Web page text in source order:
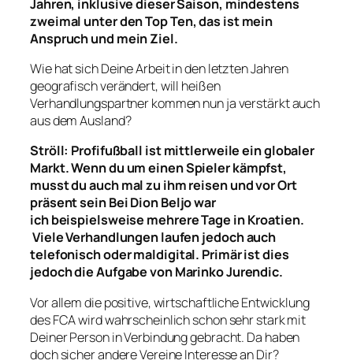
Jahren, inklusive dieser Saison, mindestens
zweimal unter den TopTen, das ist mein
Anspruch und mein Ziel.
Wie hat sich Deine Arbeit in den letzten Jahren
geografisch verändert, will heißen
Verhandlungspartner kommen nun ja verstärkt auch
aus dem Ausland?
Ströll: Profifußball ist mittlerweile ein globaler
Markt.Wenn du um einen Spieler kämpfst,
musst du auch mal zu ihm reisen und vor Ort
präsent seinBei Dion Beljo war
ichbeispielsweise mehrere Tage in Kroatien.
Viele Verhandlungen laufen jedochauch
telefonisch oder maldigital. Primär ist dies
jedoch die Aufgabe von Marinko Jurendic.
Vor allem die positive, wirtschaftliche Entwicklung
des FCA wird wahrscheinlich schon sehr stark mit
Deiner Person in Verbindung gebracht. Da haben
doch sicher andere Vereine Interesse an Dir?